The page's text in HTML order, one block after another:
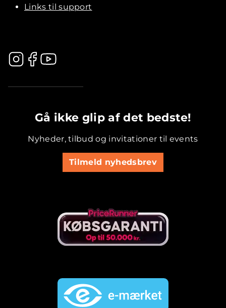
Links til support
Gå ikke glip af det bedste!
Nyheder, tilbud og invitationer til events
Tilmeld nyhedsbrev